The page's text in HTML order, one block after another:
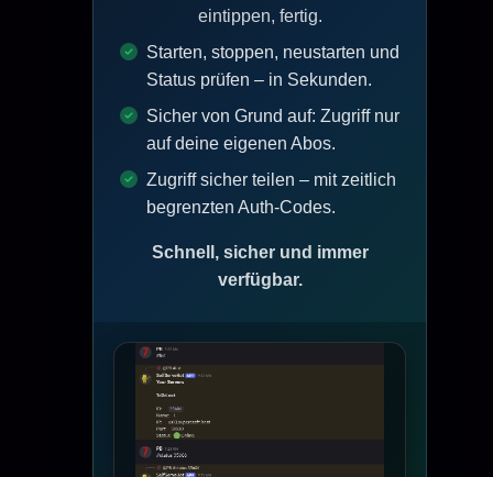
eintippen, fertig.
Starten, stoppen, neustarten und
Status prüfen – in Sekunden.
Sicher von Grund auf: Zugriff nur
auf deine eigenen Abos.
Zugriff sicher teilen – mit zeitlich
begrenzten Auth-Codes.
Schnell, sicher und immer
verfügbar.